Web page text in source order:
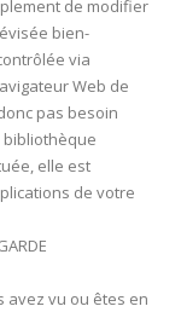
de modifier
bien-
via
Web de
pas besoin
bibliothèque
elle est
de votre
avez vu ou êtes en